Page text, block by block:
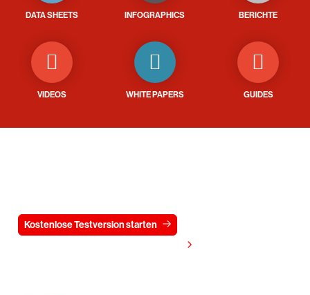
DATA SHEETS INFOGRAPHICS BERICHTE
VIDEOS WHITE PAPERS GUIDES
Kostenlose Testversion starten